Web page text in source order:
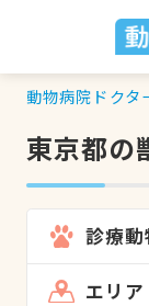
動物病院ドクタ
東京都の
診療動
エリ